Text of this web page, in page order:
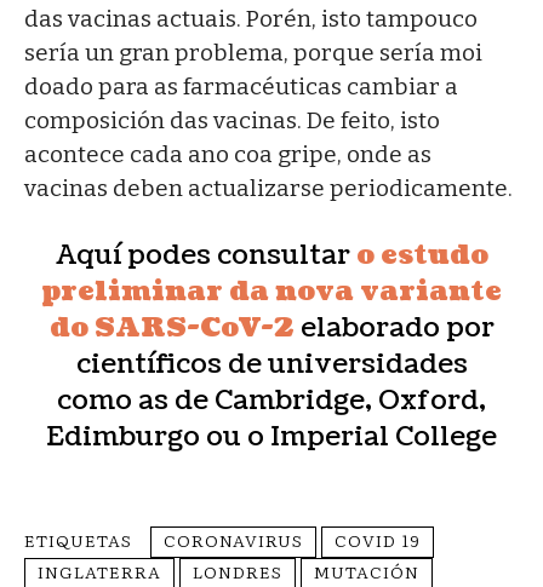
das vacinas actuais. Porén, isto tampouco
sería un gran problema, porque sería moi
doado para as farmacéuticas cambiar a
composición das vacinas. De feito, isto
acontece cada ano coa gripe, onde as
vacinas deben actualizarse periodicamente.
Aquí podes consultaro estudo
preliminar da nova variante
do SARS-CoV-2 elaborado por
científicos de universidades
como as de Cambridge, Oxford,
Edimburgo ou o Imperial College
ETIQUETAS CORONAVIRUS
COVID 19
INGLATERRA
LONDRES
MUTACIÓN